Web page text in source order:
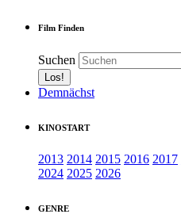
Film Finden
Suchen
Demnächst
KINOSTART
2013 2014 2015 2016 2017
2024 2025 2026
GENRE